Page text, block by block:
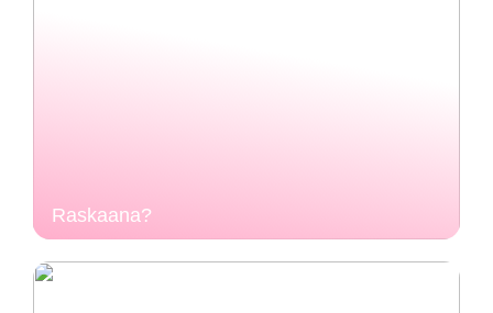
Raskaana?